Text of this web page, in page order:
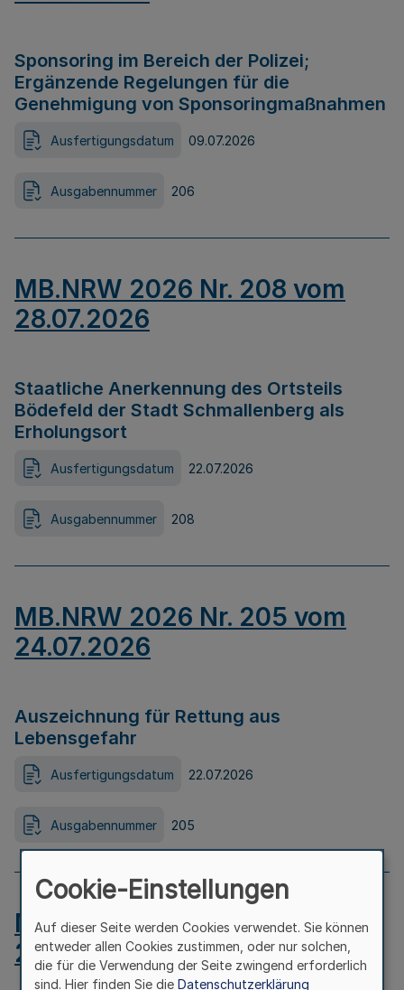
Sponsoring im Bereich der Polizei;
Ergänzende Regelungen für die
Genehmigung von Sponsoringmaßnahmen
Ausfertigungsdatum 09.07.2026
Ausgabennummer 206
MB.NRW 2026 Nr. 208 vom
28.07.2026
Staatliche Anerkennung des Ortsteils
Bödefeld der Stadt Schmallenberg als
Erholungsort
Ausfertigungsdatum 22.07.2026
Ausgabennummer 208
MB.NRW 2026 Nr. 205 vom
24.07.2026
Auszeichnung für Rettung aus
Lebensgefahr
Ausfertigungsdatum 22.07.2026
Ausgabennummer 205
MB.NRW 2026 Nr. 204 vom
24.07.2026
Cookie-Einstellungen
Auf dieser Seite werden Cookies verwendet. Sie können
entweder allen Cookies zustimmen, oder nur solchen,
die für die Verwendung der Seite zwingend erforderlich
sind. Hier finden Sie die Datenschutzerklärung